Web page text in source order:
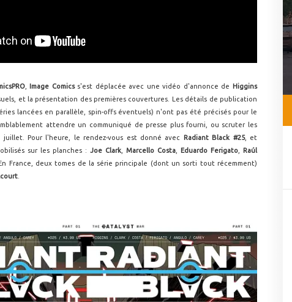
, Image Comicss'est déplacée avec une vidéo d'annonce de
Higgins
et la présentation des premières couvertures. Les détails de publication
lancées en parallèle, spin-offs éventuels) n'ont pas été précisés pour le
attendre un communiqué de presse plus fourni, ou scruter les
juillet. Pour l'heure, le rendez-vous est donné avec
Radiant Black #25, et
sur les planches : Joe Clark Marcello Costa Eduardo Ferigato
Raúl
France, deux tomes de la série principale (dont un sorti tout récemment)